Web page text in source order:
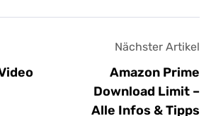
Nächster Artikel
Amazon Prime
Download Limit –
Alle Infos & Tipps